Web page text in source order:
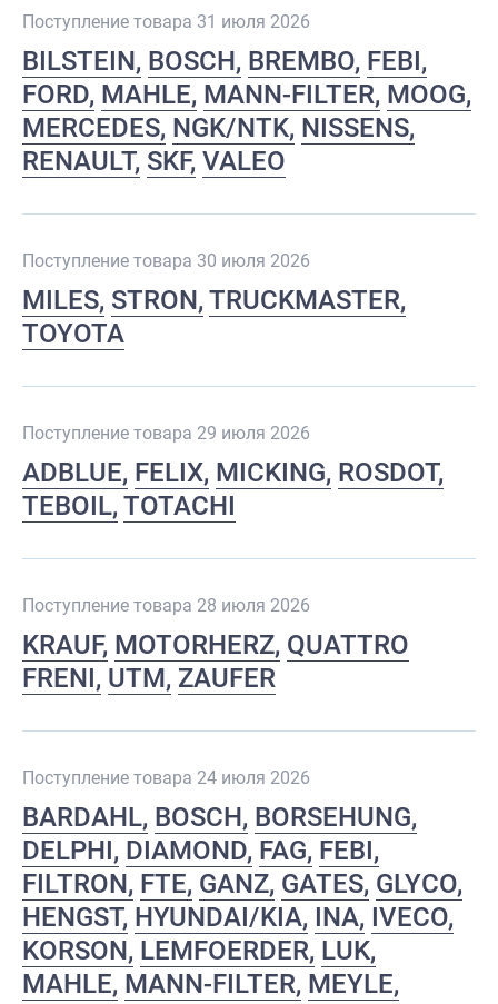
Поступление товара 31 июля 2026
BILSTEIN BOSCH BREMBO FEBI
FORD MAHLE MANN-FILTER MOOG
MERCEDES NGK/NTK NISSENS
RENAULT SKF VALEO
Поступление товара 30 июля 2026
MILES STRON TRUCKMASTER
TOYOTA
Поступление товара 29 июля 2026
ADBLUE FELIX MICKING ROSDOT
TEBOIL TOTACHI
Поступление товара 28 июля 2026
KRAUF MOTORHERZ QUATTRO
FRENI UTM ZAUFER
Поступление товара 24 июля 2026
BARDAHL BOSCH BORSEHUNG
DELPHI DIAMOND FAG FEBI
FILTRON FTE GANZ GATES GLYCO
HENGST HYUNDAI/KIA INA IVECO
KORSON LEMFOERDER LUK
MAHLE MANN-FILTER MEYLE